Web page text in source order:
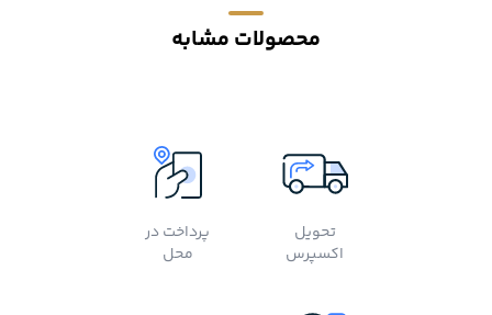
محصولات مشابه
تحویل
اکسپرس
پرداخت در
محل